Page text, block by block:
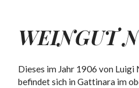
WEINGUT
Dieses im Jahr 1906 von
befindet sich in Gattinara im